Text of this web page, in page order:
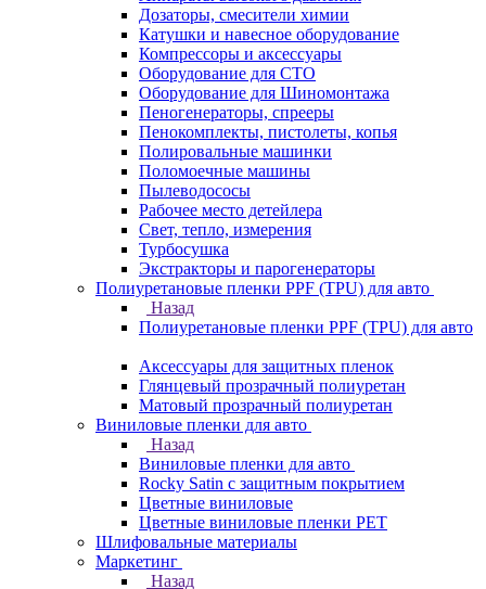
Дозаторы, смесители химии
Катушки и навесное оборудование
Компрессоры и аксессуары
Оборудование для СТО
Оборудование для Шиномонтажа
Пеногенераторы, спрееры
Пенокомплекты, пистолеты, копья
Полировальные машинки
Поломоечные машины
Пылеводососы
Рабочее место детейлера
Свет, тепло, измерения
Турбосушка
Экстракторы и парогенераторы
Полиуретановые пленки PPF (TPU) для авто
Назад
Полиуретановые пленки PPF (TPU) для авто
Аксессуары для защитных пленок
Глянцевый прозрачный полиуретан
Матовый прозрачный полиуретан
Виниловые пленки для авто
Назад
Виниловые пленки для авто
Rocky Satin с защитным покрытием
Цветные виниловые
Цветные виниловые пленки PET
Шлифовальные материалы
Маркетинг
Назад